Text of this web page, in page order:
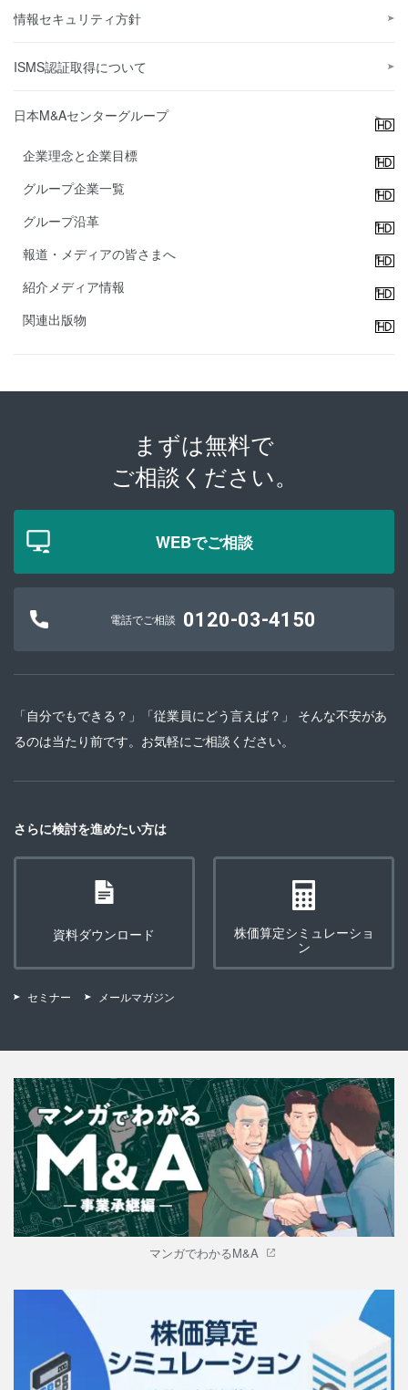
情報セキュリティ方針
ISMS認証取得について
日本M&Aセンターグループ
企業理念と企業目標
グループ企業一覧
グループ沿革
報道・メディアの皆さまへ
紹介メディア情報
関連出版物
まずは無料で
ご相談ください。
WEBでご相談
電話でご相談 0120-03-4150
「自分でもできる？」「従業員にどう言えば？」 そんな不安があ
るのは当たり前です。お気軽にご相談ください。
さらに検討を進めたい方は
資料ダウンロード
株価算定シミュレーショ
ン
セミナー メールマガジン
マンガでわかるM&A